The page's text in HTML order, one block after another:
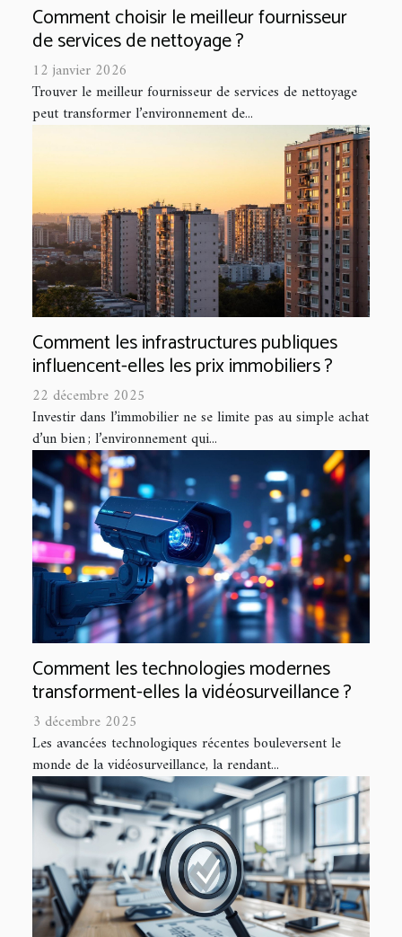
Comment choisir le meilleur fournisseur
de services de nettoyage ?
12 janvier 2026
Trouver le meilleur fournisseur de services de nettoyage
peut transformer l’environnement de...
Comment les infrastructures publiques
influencent-elles les prix immobiliers ?
22 décembre 2025
Investir dans l’immobilier ne se limite pas au simple achat
d’un bien ; l’environnement qui...
Comment les technologies modernes
transforment-elles la vidéosurveillance ?
3 décembre 2025
Les avancées technologiques récentes bouleversent le
monde de la vidéosurveillance, la rendant...